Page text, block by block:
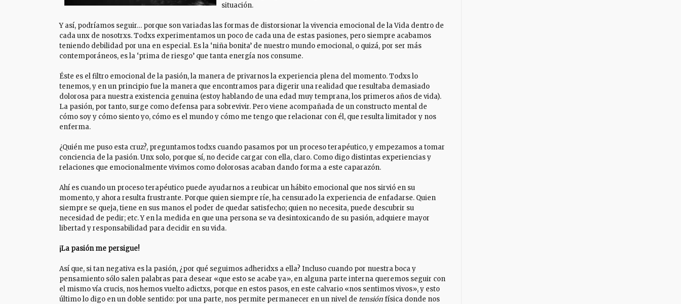
situación.
Y así, podríamos seguir… porque son variadas las formas de distorsionar la vivencia emocional de la Vida dentro de
cada unx de nosotrxs. Todxs experimentamos un poco de cada una de estas pasiones, pero siempre acabamos
teniendo debilidad por una en especial. Es la ‘niña bonita’ de nuestro mundo emocional, o quizá, por ser más
contemporáneos, es la ‘prima de riesgo’ que tanta energía nos consume.
Éste es el filtro emocional de la pasión, la manera de privarnos la experiencia plena del momento. Todxs lo
tenemos, y en un principio fue la manera que encontramos para digerir una realidad que resultaba demasiado
dolorosa para nuestra existencia genuina (estoy hablando de una edad muy temprana, los primeros años de vida).
La pasión, por tanto, surge como defensa para sobrevivir. Pero viene acompañada de un constructo mental de
cómo soy y cómo siento yo, cómo es el mundo y cómo me tengo que relacionar con él, que resulta limitador y nos
enferma.
¿Quién me puso esta cruz?, preguntamos todxs cuando pasamos por un proceso terapéutico, y empezamos a tomar
conciencia de la pasión. Unx solo, porque sí, no decide cargar con ella, claro. Como digo distintas experiencias y
relaciones que emocionalmente vivimos como dolorosas acaban dando forma a este caparazón.
Ahí es cuando un proceso terapéutico puede ayudarnos a reubicar un hábito emocional que nos sirvió en su
momento, y ahora resulta frustrante. Porque quien siempre ríe, ha censurado la experiencia de enfadarse. Quien
siempre se queja, tiene en sus manos el poder de quedar satisfecho; quien no necesita, puede descubrir su
necesidad de pedir; etc. Y en la medida en que una persona se va desintoxicando de su pasión, adquiere mayor
libertad y responsabilidad para decidir en su vida.
¡La pasión me persigue!
Así que, si tan negativa es la pasión, ¿por qué seguimos adheridxs a ella? Incluso cuando por nuestra boca y
pensamiento sólo salen palabras para desear «que esto se acabe ya», en alguna parte interna queremos seguir con
el mismo vía crucis, nos hemos vuelto adictxs, porque en estos pasos, en este calvario «nos sentimos vivos», y esto
último lo digo en un doble sentido: por una parte, nos permite permanecer en un nivel de tensiónfísica donde nos